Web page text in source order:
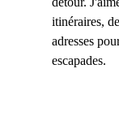
itinéraires,
adresses
escapades.